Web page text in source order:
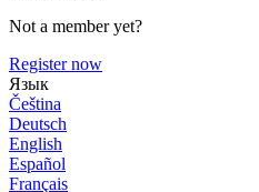
Not a member yet?
Register now
Язык
Čeština
Deutsch
English
Español
Français